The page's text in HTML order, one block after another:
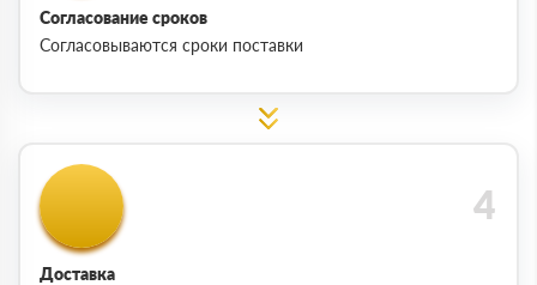
Согласование сроков
Согласовываются сроки поставки
Доставка